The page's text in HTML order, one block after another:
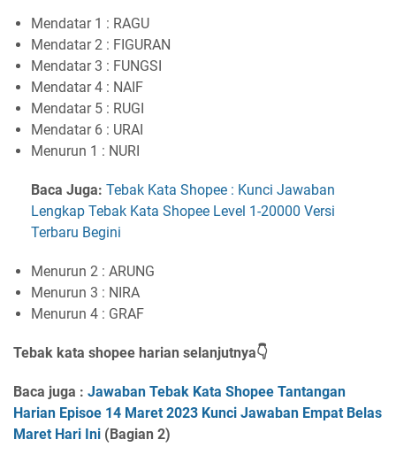
Mendatar 1 : RAGU
Mendatar 2 : FIGURAN
Mendatar 3 : FUNGSI
Mendatar 4 : NAIF
Mendatar 5 : RUGI
Mendatar 6 : URAI
Menurun 1 : NURI
Baca Juga: Tebak Kata Shopee : Kunci Jawaban
Lengkap Tebak Kata Shopee Level 1-20000 Versi
Terbaru Begini
Menurun 2 : ARUNG
Menurun 3 : NIRA
Menurun 4 : GRAF
Tebak kata shopee harian selanjutnya👇
Baca juga : Jawaban Tebak Kata Shopee Tantangan
Harian Episoe 14 Maret 2023 Kunci Jawaban Empat Belas
Maret Hari Ini (Bagian 2)